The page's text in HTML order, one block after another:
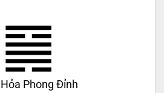
Phong Đỉnh